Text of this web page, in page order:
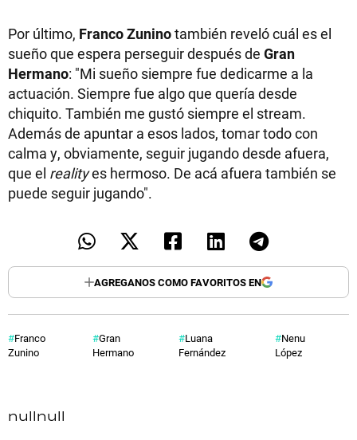
Por último, Franco Zuninotambién reveló cuál es el
sueño que espera perseguir después de Gran
Hermano: "Mi sueño siempre fue dedicarme a la
actuación. Siempre fue algo que quería desde
chiquito. También me gustó siempre el stream.
Además de apuntar a esos lados, tomar todo con
calma y, obviamente, seguir jugando desde afuera,
que el realityes hermoso. De acá afuera también se
puede seguir jugando".
AGREGANOS COMO FAVORITOS EN
Franco
Zunino
Gran
Hermano
Luana
Fernández
Nenu
López
nullnull